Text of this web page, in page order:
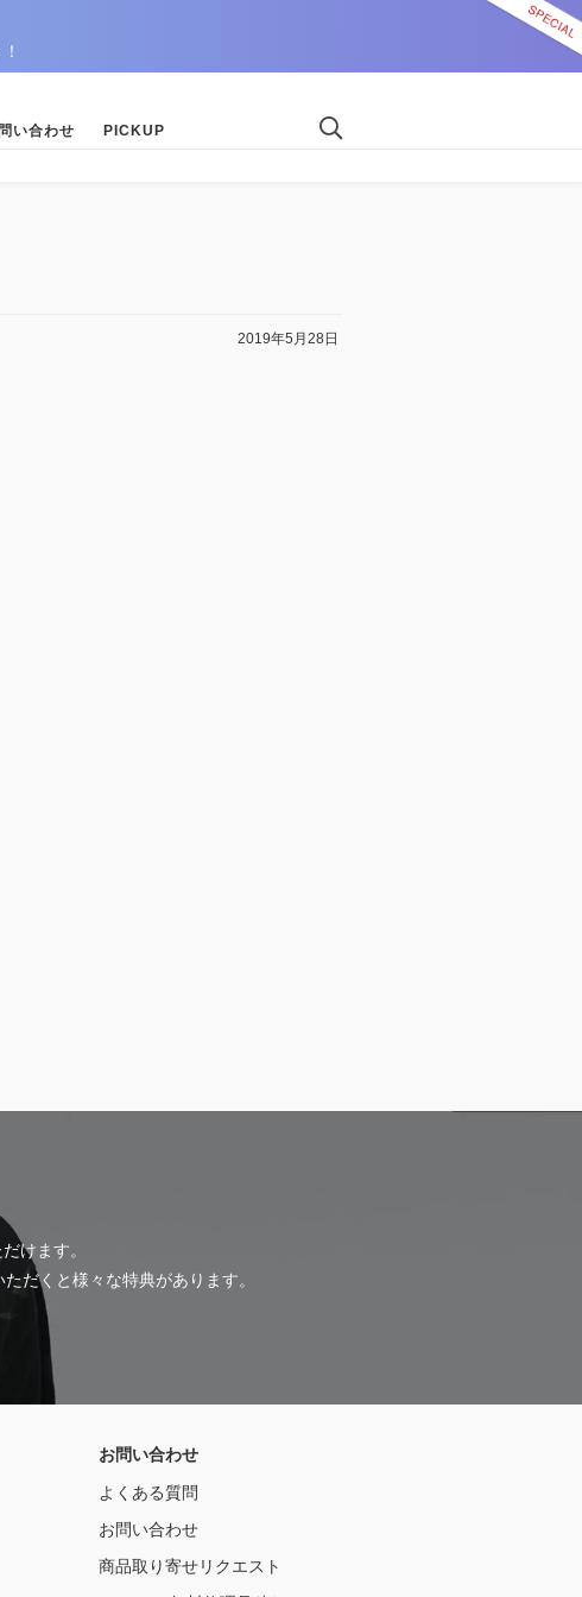
い合わせ PICKUP
2019年5月28日
けます。
だくと様々な特典があります。
お問い合わせ
よくある質問
お問い合わせ
商品取り寄せリクエスト